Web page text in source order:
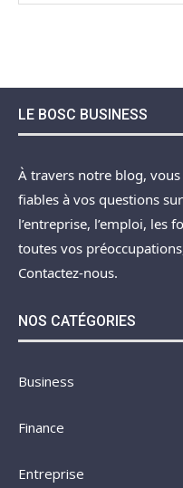
LE BOSC BUSINESS
À travers notre blog,
fiables à vos questions
l’entreprise, l’emploi, les
toutes vos
Contactez-nous.
NOS CATÉGORIES
Business
Finance
Entreprise